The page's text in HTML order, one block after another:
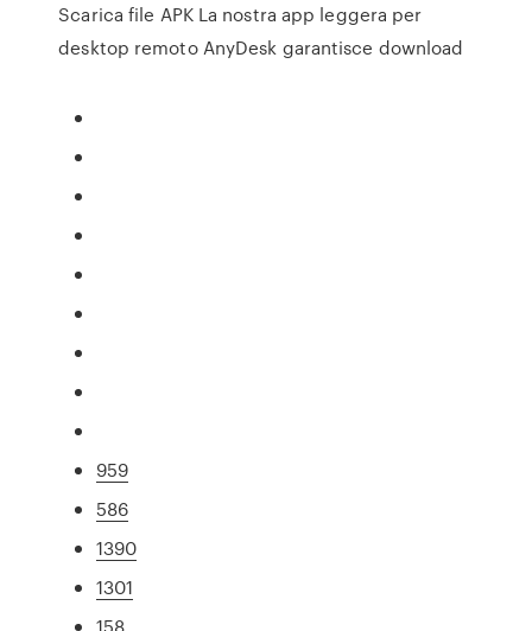
Scarica file APK La nostra app leggera per
desktop remoto AnyDesk garantisce download
959
586
1390
1301
158